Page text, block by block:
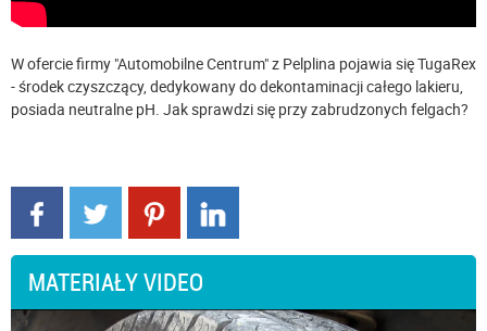
W ofercie firmy "Automobilne Centrum" z Pelplina pojawia się TugaRex
- środek czyszczący, dedykowany do dekontaminacji całego lakieru,
posiada neutralne pH. Jak sprawdzi się przy zabrudzonych felgach?
MATERIAŁY VIDEO